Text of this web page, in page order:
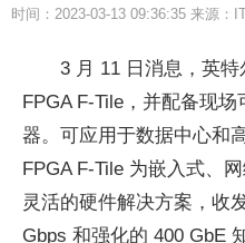
时间：2023-03-13 09:36:35 来源：
3 月 11 日消息，英
FPGA F-Tile，并配备现
器。可应用于数据中心和
FPGA F-Tile 为嵌入式、
灵活的硬件解决方案，收
Gbps 和强化的 400 GbE